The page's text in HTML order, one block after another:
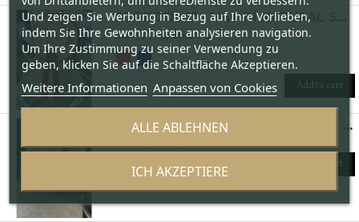
Size 55/57/59 Brim 8 cm
Add to cart
"CANOTTIERI" - HAT IN NATURAL STRAW
Size: 55/56/57/59 Brim 8 cm
Add to cart
Und zeigen Sie Werbung in Bezug auf Ihre Vorlieben,
indem Sie Ihre Gewohnheiten analysieren navigation.
Um Ihre Zustimmung zu seiner Verwendung zu
geben, klicken Sie auf die Schaltfläche Akzeptieren.
Weitere Informationen Anpassen von Cookies
ALLE ABLEHNEN
ICH AKZEPTIERE